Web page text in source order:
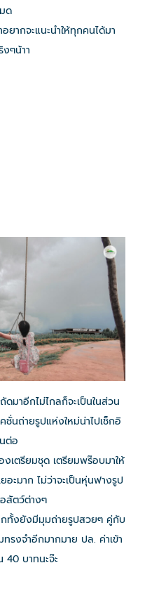
ด
ยากจะแนะนำให้ทุกคนได้มา
ๆน้าา
ดมาอีกไม่ไกลก็จะเป็นในส่วน
คชั่นถ่ายรูปแห่งใหม่น่าไปเช็กอิ
ต่อ
งเตรียมชุด เตรียมพร๊อบมาให้
ะมาก ไม่ว่าจะเป็นหุ่นฟางรูป
สัตว์ต่างๆ
ทั้งยังมีมุมถ่ายรูปสวยๆ คู่กับ
รงจำอีกมากมาย ปล. ค่าเข้า
บาทนะจ๊ะ